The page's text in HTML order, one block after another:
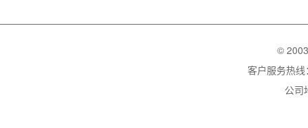
©
客户服务热
公司